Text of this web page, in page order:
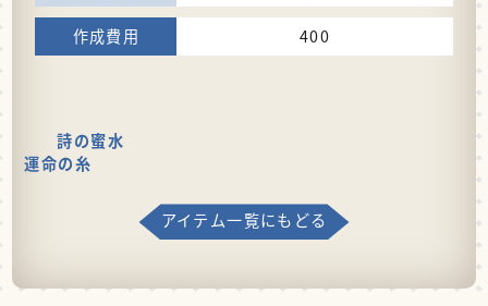
400
詩の蜜水
運命の糸
アイテム一覧にもどる